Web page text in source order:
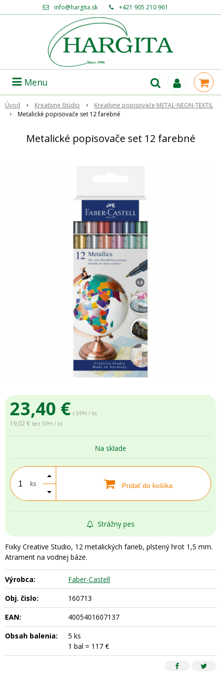
info@hargita.sk +421 905 210 961
Menu
Úvod Kreatívne štúdio
Kreatívne popisovače METAL-NEON-TEXTIL
Metalické popisovače set 12 farebné
Metalické popisovače set 12 farebné
23,40 € s DPH / ks
19,02 € bez DPH / ks
Na sklade
ks Pridať do košíka
Strážny pes
Fixky Creative Studio, 12 metalických farieb, plstený hrot 1,5 mm.
Atrament na vodnej báze.
Výrobca:
Faber-Castell
Obj. čislo:
160713
EAN:
4005401607137
Obsah balenia:
5 ks
1 bal = 117 €